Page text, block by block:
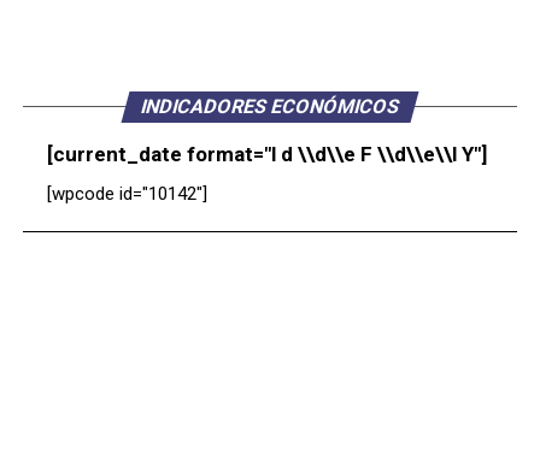
INDICADORES ECONÓMICOS
[current_date format="l d \\d\\e F \\d\\e\\l Y"]
[wpcode id="10142"]